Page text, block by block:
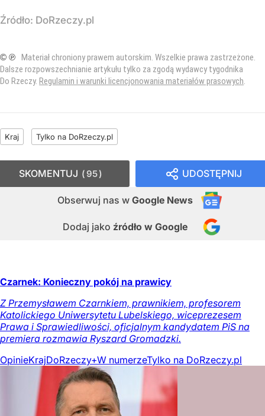
Źródło: DoRzeczy.pl
© ℗ Materiał chroniony prawem autorskim. Wszelkie prawa zastrzeżone.
Dalsze rozpowszechnianie artykułu tylko za zgodą wydawcy tygodnika
Do Rzeczy. Regulamin i warunki licencjonowania materiałów prasowych.
Kraj Tylko na DoRzeczy.pl
UDOSTĘPNIJ
Obserwuj nas w Google News
Dodaj jako źródło w Google
SKOMENTUJ 95
Czarnek: Konieczny pokój na prawicy
Z Przemysławem Czarnkiem, prawnikiem, profesorem
Katolickiego Uniwersytetu Lubelskiego, wiceprezesem
Prawa i Sprawiedliwości, oficjalnym kandydatem PiS na
premiera rozmawia Ryszard Gromadzki.
OpinieKrajDoRzeczy+W numerzeTylko na DoRzeczy.pl